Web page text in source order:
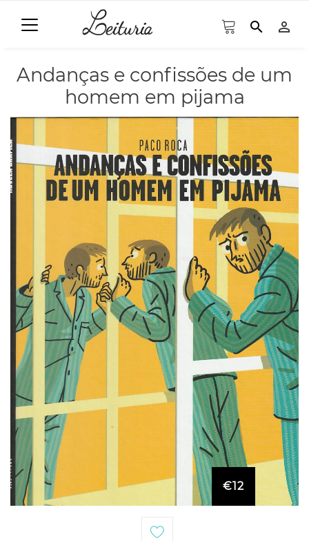
search person_outline
Andanças e confissões de um
homem em pijama
€12